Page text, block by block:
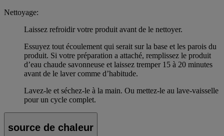
Nettoyage:
Laissez refroidir votre produit avant de le nettoyer.
Essuyez tout écoulement qui serait sur la base et les parois du
produit. Si votre préparation a attaché, remplissez le produit
d’eau chaude savonneuse et laissez tremper 15 à 20 minutes
avant de le laver comme d’habitude.
Lavez-le et séchez-le à la main. Ou mettez-le au lave-vaisselle
pour un cycle complet.
source de chaleur